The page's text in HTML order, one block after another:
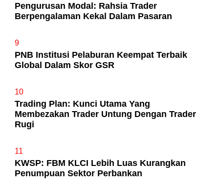
Pengurusan Modal: Rahsia Trader
Berpengalaman Kekal Dalam Pasaran
9
PNB Institusi Pelaburan Keempat Terbaik
Global Dalam Skor GSR
10
Trading Plan: Kunci Utama Yang
Membezakan Trader Untung Dengan Trader
Rugi
11
KWSP: FBM KLCI Lebih Luas Kurangkan
Penumpuan Sektor Perbankan